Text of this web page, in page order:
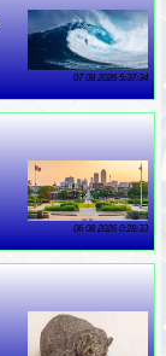
07 08 2026 5:37:34
06 08 2026 0:28:33